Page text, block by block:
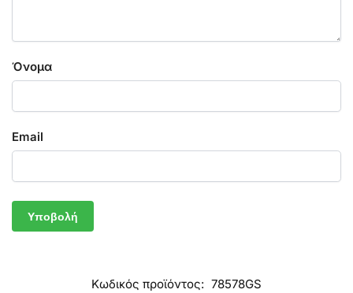
Όνομα
Email
Κωδικός προϊόντος: 78578GS